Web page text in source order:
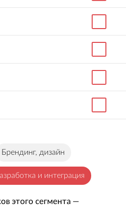
Брендинг, дизайн
и интеграция
этого сегмента —